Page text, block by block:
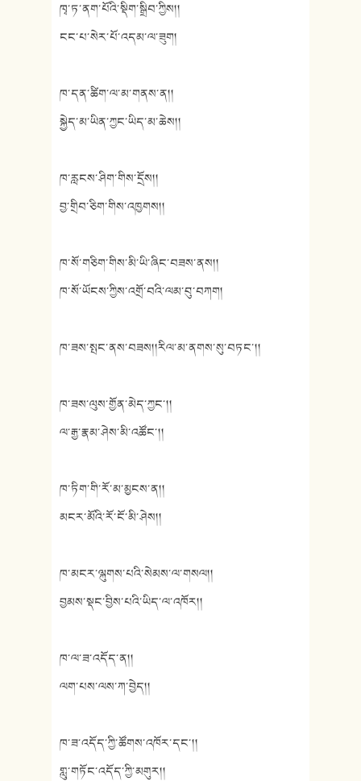
ཁྭ་ཏ་ནག་པོའི་སྡིག་སྒྲིབ་ཀྱིས།།
ངང་པ་སེར་པོ་འདམ་ལ་ཟུག།
ཁ་དན་ཚིག་ལ་མ་གནས་ན།།
སྐྱེད་མ་ཡིན་ཀྱང་ཡིད་མ་ཆེས།།
ཁ་རླངས་ཤིག་གིས་དྲོས།།
བྱ་གྲིབ་ཅིག་གིས་འཁྱགས།།
ཁ་སོ་གཅིག་གིས་མི་ཡི་ཞིང་བཟས་ནས།།
ཁ་སོ་ཡོངས་ཀྱིས་འགྲོ་བའི་ལམ་བུ་བཀག།
ཁ་ཟས་སྤང་ནས་བཟས།།རིལ་མ་ནགས་སུ་བཏང་།།
ཁ་ཟས་ལུས་གྱོན་མེད་ཀྱང་།།
ལ་རྒྱ་རྣམ་ཤེས་མི་འཚོང་།།
ཁ་ཏིག་གི་རོ་མ་མྱངས་ན།།
མངར་མོའི་རོ་ངོ་མི་ཤེས།།
ཁ་མངར་ལྐུགས་པའི་སེམས་ལ་གསལ།།
བྱམས་སྡང་བྱིས་པའི་ཡིད་ལ་འཁོར།།
ཁ་ལ་ཟ་འདོད་ན།།
ལག་པས་ལས་ཀ་བྱེད།།
ཁ་ཟ་འདོད་ཀྱི་ཚོགས་འཁོར་དང་།།
གླུ་གཏོང་འདོད་ཀྱི་མགུར།།